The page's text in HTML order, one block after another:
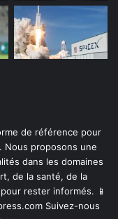
de référence pour
Nous proposons une
dans les domaines
de la santé, de la
rester informés. 📱
Suivez-nous